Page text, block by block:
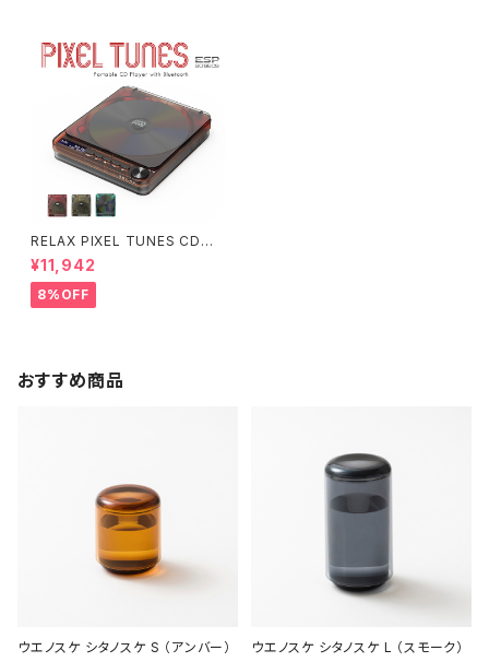
RELAX PIXEL TUNES CDプ
レーヤー ピクセルチューンズ Bl
uetooth ポータブル CD Play
er
¥11,942
8%OFF
おすすめ商品
ウエノスケ シタノスケ S （アンバー） ウエノスケ シタノスケ L （スモーク）